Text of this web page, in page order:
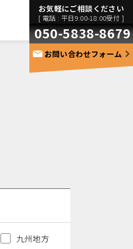
お気軽にご相談ください
[ 電話 : 平日9:00-18:00受付 ]
050-5838-8679
お問い合わせフォーム
九州地方